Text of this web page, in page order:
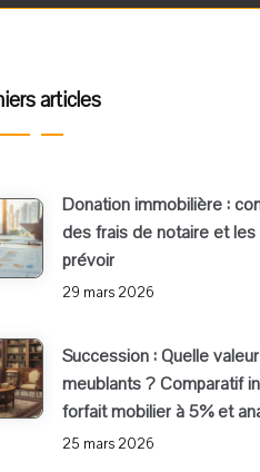
articles
Donation immobilière :
des frais de notaire et
prévoir
29 mars 2026
Succession : Quelle
meublants ? Comparatif
forfait mobilier à 5% et
25 mars 2026